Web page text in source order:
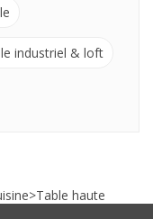
industriel & loft
>Table haute